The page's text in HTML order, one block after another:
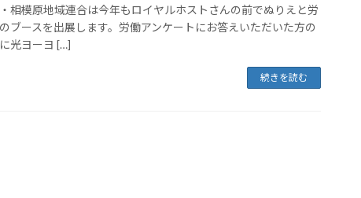
相模原地域連合は今年もロイヤルホストさんの前でぬりえと労
ブースを出展します。労働アンケートにお答えいただいた方の
光ヨーヨ […]
続きを読む